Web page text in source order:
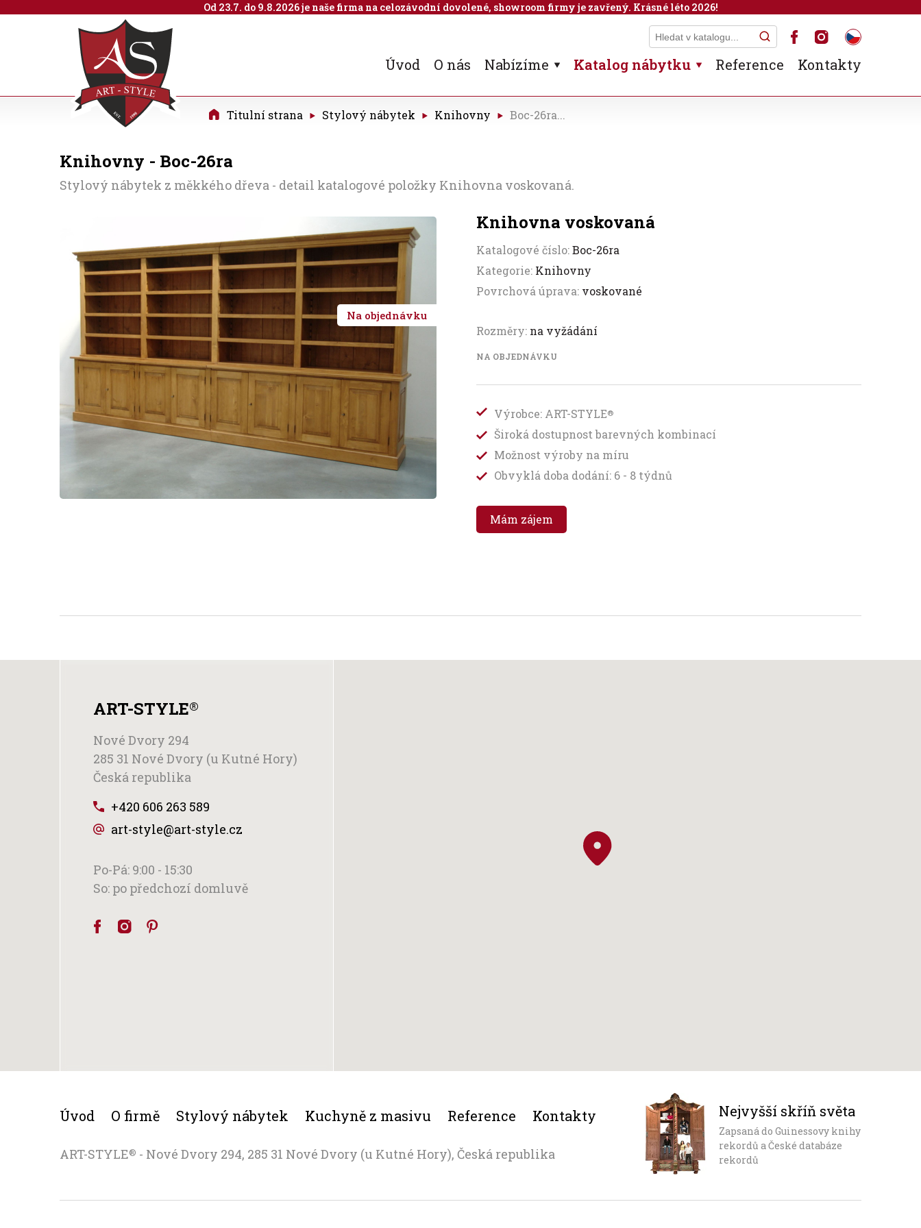
Úvod O nás Nabízíme Katalog nábytku Reference Kontakty
Knihovny - Boc-26ra
Stylový nábytek z měkkého dřeva - detail katalogové položky Knihovna voskovaná.
Titulní strana Stylový nábytek Knihovny Boc-26ra...
Na objednávku
Knihovna voskovaná
Katalogové číslo:Boc-26ra
Kategorie: Knihovny
Povrchová úprava: voskované
Rozměry: na vyžádání
NA OBJEDNÁVKU
Výrobce: ART-STYLE®
Široká dostupnost barevných kombinací
Možnost výroby na míru
Obvyklá doba dodání: 6 - 8 týdnů
Mám zájem
ART-STYLE®
Nové Dvory 294
285 31 Nové Dvory (u Kutné Hory)
Česká republika
+420 606 263 589
art-style@art-style.cz
Po-Pá: 9:00 - 15:30
So: po předchozí domluvě
Úvod O firmě Stylový nábytek Kuchyně z masivu Reference Kontakty
ART-STYLE® - Nové Dvory 294, 285 31 Nové Dvory (u Kutné Hory), Česká republika
Nejvyšší skříň světa
Zapsaná do Guinessovy knihy
rekordů a České databáze
rekordů
Od 23.7. do 9.8.2026 je naše firma na celozávodní dovolené, showroom firmy je zavřený. Krásné léto 2026!